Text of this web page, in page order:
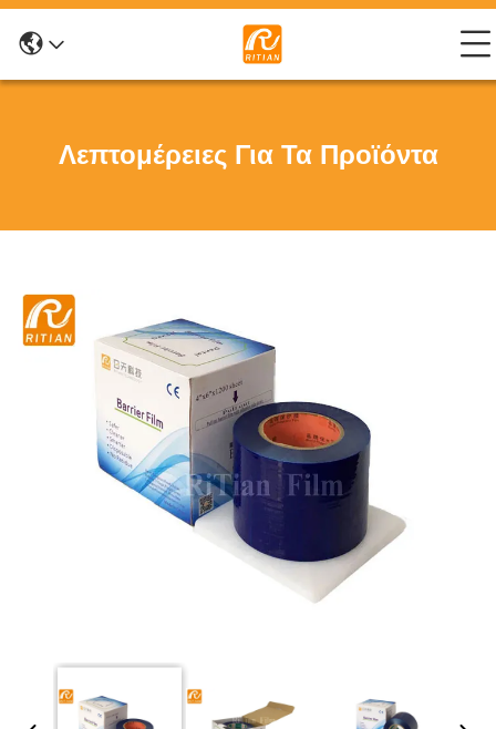
Λεπτομέρειες Για Τα Προϊόντα